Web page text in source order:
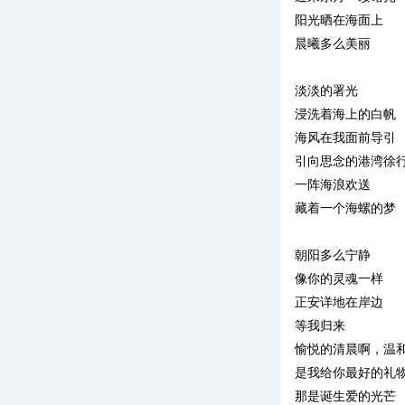
阳光晒在海面上
晨曦多么美丽
淡淡的署光
浸洗着海上的白帆
海风在我面前导引
引向思念的港湾徐
一阵海浪欢送
藏着一个海螺的梦
朝阳多么宁静
像你的灵魂一样
正安详地在岸边
等我归来
愉悦的清晨啊，温
是我给你最好的礼
那是诞生爱的光芒